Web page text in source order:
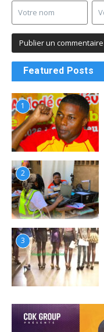
Featured Posts
1
2
3